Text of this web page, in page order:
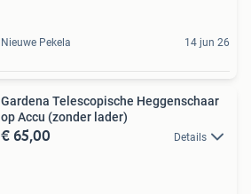
Nieuwe Pekela 14 jun 26
Gardena Telescopische Heggenschaar
op Accu (zonder lader)
€ 65,00 Details